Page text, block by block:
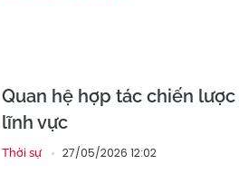
Quan hệ hợp tác chiến
lĩnh vực
Thời sự 27/05/2026 12:02